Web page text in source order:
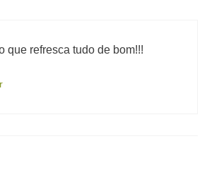
que refresca tudo de bom!!!